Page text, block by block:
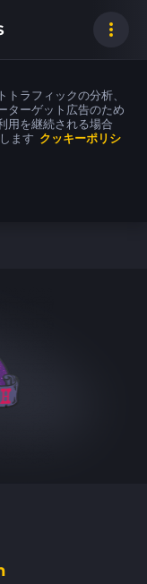
BS
FAMAS
Meow 36
ラフィックの分析、
ターゲット広告のため
用を継続される場合
ます クッキーポリシ